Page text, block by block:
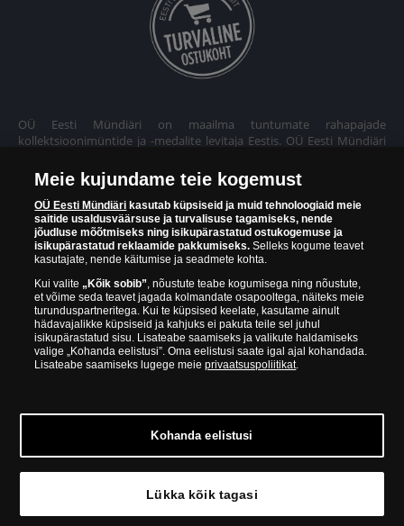
OÜ Eesti Mündiäri on maailma tuntumate rahapajade
kollektsioonimüntide ja -medalite levitaja Eestis. OÜ Eesti Mündiäri
Euroopa ühel suuremal mündilevitajate grupil "Samlerhuset
Group" on allüksused 14 Euroopa riigis. Ettevõtete grupile kuulub
Norra vanim, endine riiklik rahapaja, mis tegutseb alates 1686.
aastast. Norra mündikoda valmistab mõningaid ametlikke Norra ja
teiste riikide münte ning vermib igal aastal ka Nobeli rahupreemia
OÜ Eesti Mündiäri spetsialistid täiendavad pidevalt oma teadmisi,
külastades näitusi ja oksjoneid kogu maailmas. Tänu sellele pakub
ettevõte oma klientidele ainult kõrgeima kvaliteediga tooteid.
© Copyright 2026 - OÜ Eesti Mündiäri | Hobujaama 4, 10151
Tallinn | 688 60 90
Meie kujundame teie kogemust
OÜ Eesti Mündiäri kasutab küpsiseid ja muid tehnoloogiaid meie
saitide usaldusväärsuse ja turvalisuse tagamiseks, nende
jõudluse mõõtmiseks ning isikupärastatud ostukogemuse ja
isikupärastatud reklaamide pakkumiseks. Selleks kogume teavet
kasutajate, nende käitumise ja seadmete kohta.
Kui valite „Kõik sobib”, nõustute teabe kogumisega ning nõustute,
et võime seda teavet jagada kolmandate osapooltega, näiteks meie
turunduspartneritega. Kui te küpsised keelate, kasutame ainult
hädavajalikke küpsiseid ja kahjuks ei pakuta teile sel juhul
isikupärastatud sisu. Lisateabe saamiseks ja valikute haldamiseks
valige „Kohanda eelistusi”. Oma eelistusi saate igal ajal kohandada.
Lisateabe saamiseks lugege meieprivaatsuspoliitikat.
Kohanda eelistusi
Lükka kõik tagasi